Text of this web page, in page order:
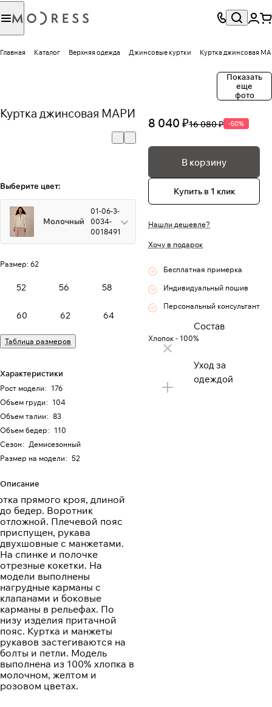
Главная Каталог Верхняя одежда Джинсовые куртки Куртка джинсовая
Показать
еще
фото
Куртка джинсовая МАРИ
Выберите цвет:
Молочный
01-06-3-
0034-
0018491
Размер: 62
52 56 58
60 62 64
Таблица размеров
Характеристики
Рост модели: 176
Объем груди: 104
Объем талии: 83
Объем бедер: 110
Сезон: Демисезонный
Размер на модели: 52
Описание
прямого кроя, длиной
до бедер. Воротник
отложной. Плечевой пояс
приспущен, рукава
двухшовные с манжетами.
На спинке и полочке
отрезные кокетки. На
модели выполнены
нагрудные карманы с
клапанами и боковые
карманы в рельефах. По
низу изделия притачной
пояс. Куртка и манжеты
рукавов застегиваются на
болты и петли. Модель
выполнена из 100% хлопка в
молочном, желтом и
розовом цветах.
8 040 ₽16 080 ₽ -50%
В корзину
Купить в 1 клик
Нашли дешевле?
Хочу в подарок
Бесплатная примерка
Индивидуальный пошив
Персональный консультант
Состав
Хлопок - 100%
Уход за
одеждой